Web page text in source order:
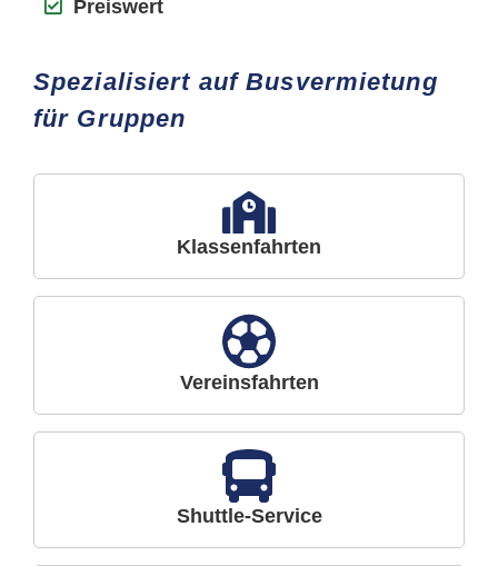
Preiswert
Spezialisiert auf Busvermietung
für Gruppen
Klassenfahrten
Vereinsfahrten
Shuttle-Service